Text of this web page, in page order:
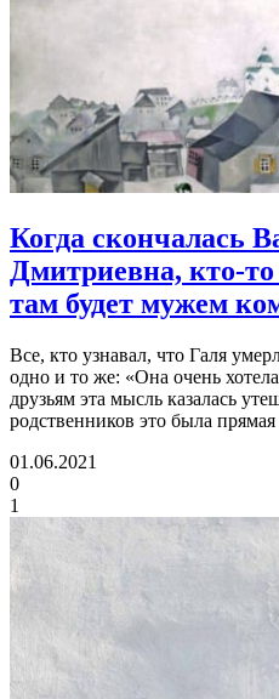
Когда скончалась
Дмитриевна, кто-то
там будет мужем
Все, кто узнавал, что Галя
одно и то же: «Она очень
друзьям эта мысль казалась
родственников это была прямая
01.06.2021
0
1